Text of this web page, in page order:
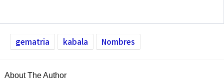
gematria kabala Nombres
About The Author